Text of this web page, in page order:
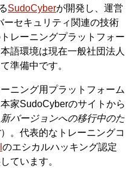
SudoCyberが開発し、運営
セキュリティ関連の技術
レーニングプラットフォー
語環境は現在一般社団法人
準備中です。
ニング用プラットフォーム
家SudoCyberのサイトから
バージョンへの移行中のた
）。代表的なトレーニングコ
のエシカルハッキング認定
ています。